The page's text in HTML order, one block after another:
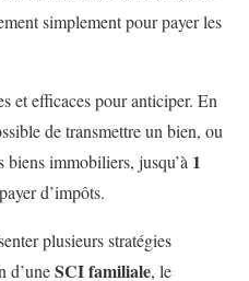
simplement pour payer les
et efficaces pour anticiper. En
de transmettre un bien, ou
immobiliers, jusqu’à 1
d’impôts.
plusieurs stratégies
d’uneSCI familiale, le